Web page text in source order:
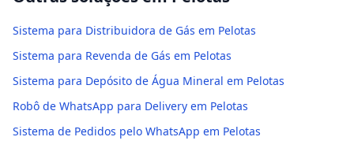
Sistema para Distribuidora de Gás em Pelotas
Sistema para Revenda de Gás em Pelotas
Sistema para Depósito de Água Mineral em Pelotas
Robô de WhatsApp para Delivery em Pelotas
Sistema de Pedidos pelo WhatsApp em Pelotas